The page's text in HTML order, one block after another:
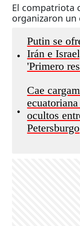
El compatriota
organizaron un
•
Putin se
Irán e
'Primero
•
Cae
ocultos
Petersburgo